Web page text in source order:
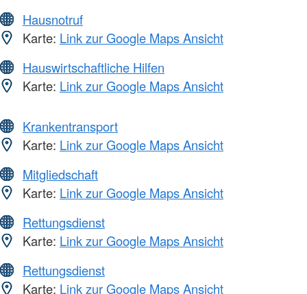
Hausnotruf
Karte: Link zur Google Maps Ansicht
Hauswirtschaftliche Hilfen
Karte: Link zur Google Maps Ansicht
Krankentransport
Karte: Link zur Google Maps Ansicht
Mitgliedschaft
Karte: Link zur Google Maps Ansicht
Rettungsdienst
Karte: Link zur Google Maps Ansicht
Rettungsdienst
Karte: Link zur Google Maps Ansicht